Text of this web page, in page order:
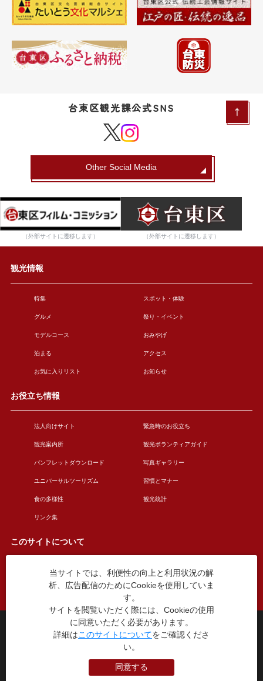
台東区観光課公式SNS
Other Social Media
（外部サイトに遷移します） （外部サイトに遷移します）
観光情報
特集 スポット・体験
グルメ 祭り・イベント
モデルコース おみやげ
泊まる アクセス
お気に入りリスト お知らせ
お役立ち情報
法人向けサイト 緊急時のお役立ち
観光案内所 観光ボランティアガイド
パンフレットダウンロード 写真ギャラリー
ユニバーサルツーリズム 習慣とマナー
食の多様性 観光統計
リンク集
このサイトについて
このサイトについて 広告掲載について
お問い合わせ
台東区役所観光課
〒110-8615 東京都台東区東上野4丁目5番6号
TEL：03-5246-1151
本WEBサイトに掲就されている全データについて無断転載・引用を禁じます。
当サイトでは、利便性の向上と利用状況の解
析、広告配信のためにCookieを使用していま
す。
サイトを閲覧いただく際には、Cookieの使用
に同意いただく必要があります。
詳細はこのサイトについてをご確認くださ
い。
同意する